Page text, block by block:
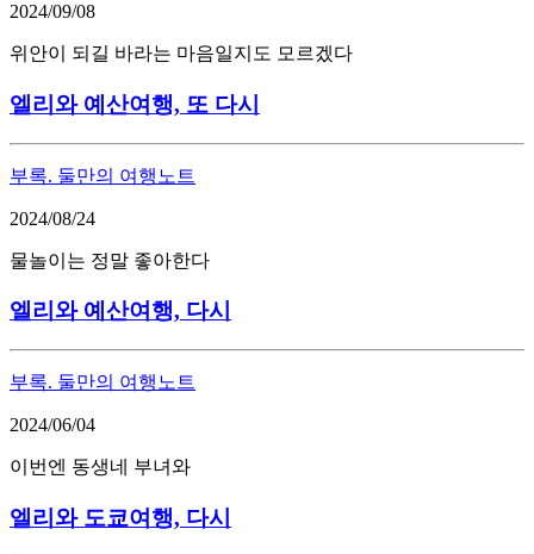
2024/09/08
위안이 되길 바라는 마음일지도 모르겠다
엘리와 예산여행, 또 다시
부록. 둘만의 여행노트
2024/08/24
물놀이는 정말 좋아한다
엘리와 예산여행, 다시
부록. 둘만의 여행노트
2024/06/04
이번엔 동생네 부녀와
엘리와 도쿄여행, 다시